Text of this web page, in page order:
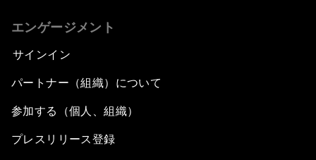
エンゲージメント
サインイン
パートナー（組織）について
参加する（個人、組織）
プレスリリース登録